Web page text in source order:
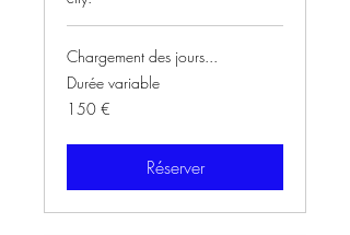
Chargement des jours...
Durée variable
150
euros
150 €
Réserver